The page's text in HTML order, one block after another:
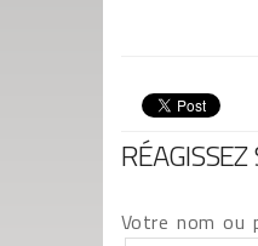
Votre nom ou